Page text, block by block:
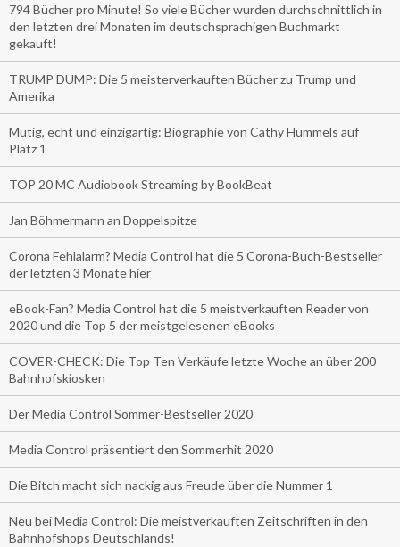
794 Bücher pro Minute! So viele Bücher wurden durchschnittlich in
den letzten drei Monaten im deutschsprachigen Buchmarkt
gekauft!
TRUMP DUMP: Die 5 meisterverkauften Bücher zu Trump und
Amerika
Mutig, echt und einzigartig: Biographie von Cathy Hummels auf
Platz 1
TOP 20 MC Audiobook Streaming by BookBeat
Jan Böhmermann an Doppelspitze
Corona Fehlalarm? Media Control hat die 5 Corona-Buch-Bestseller
der letzten 3 Monate hier
eBook-Fan? Media Control hat die 5 meistverkauften Reader von
2020 und die Top 5 der meistgelesenen eBooks
COVER-CHECK: Die Top Ten Verkäufe letzte Woche an über 200
Bahnhofskiosken
Der Media Control Sommer-Bestseller 2020
Media Control präsentiert den Sommerhit 2020
Die Bitch macht sich nackig aus Freude über die Nummer 1
Neu bei Media Control: Die meistverkauften Zeitschriften in den
Bahnhofshops Deutschlands!